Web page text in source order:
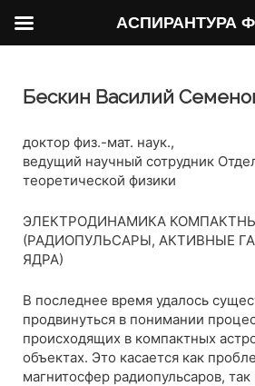
Бескин Василий
доктор физ.-мат. наук.,
ведущий научный сотрудник
теоретической физики
ЭЛЕКТРОДИНАМИКА
(РАДИОПУЛЬСАРЫ, АКТИВНЫЕ
ЯДРА)
В последнее время удалось
продвинуться в понимании
происходящих в компактных
объектах. Это касается как
магнитосфер радиопульсаров,
АСПИРАНТУРА